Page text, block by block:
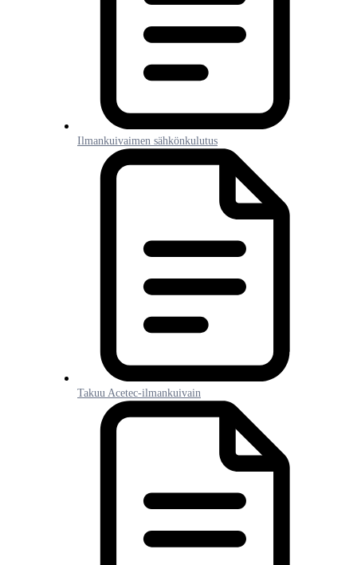
Ilmankuivaimen sähkönkulutus
Takuu Acetec-ilmankuivain